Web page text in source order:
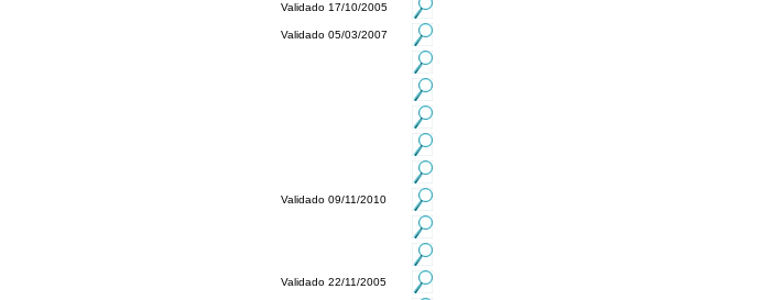
Validado 17/10/2005
Validado 05/03/2007
Validado 09/11/2010
Validado 22/11/2005